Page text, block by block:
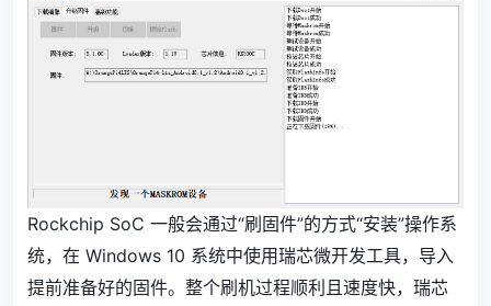
Rockchip SoC 一般会通过“刷固件”的方式“安装”操作系
统，在 Windows 10 系统中使用瑞芯微开发工具，导入
提前准备好的固件。整个刷机过程顺利且速度快，瑞芯